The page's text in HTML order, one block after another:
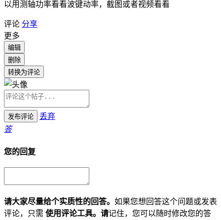
以用测轴功率看看波键动率，截图或者视频看看
评论 分享
更多
编辑
删除
转换为评论
发布评论
丢弃
答
您的回复
请大家尽量给个实质性的回答。 如果您想回答这个问题或发表
评论，只需 使用评论工具。请记住，您可以随时修改您的答